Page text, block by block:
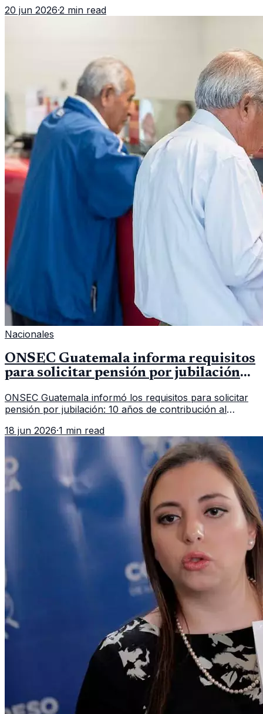
fallido con la administración anterior del Ministerio
20 jun 2026·2 min read
Nacionales
ONSEC Guatemala informa requisitos
para solicitar pensión por jubilación
ONSEC Guatemala informó los requisitos para solicitar
pensión por jubilación: 10 años de contribución al
importar edad.
18 jun 2026·1 min read